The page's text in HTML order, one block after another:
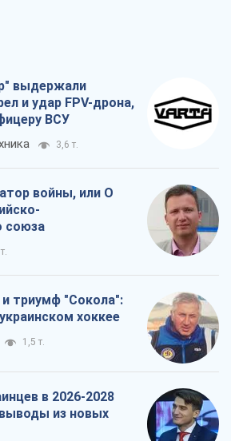
выдержали
и удар FPV-дрона,
ВСУ
3,6 т.
войны, или О
союза
триумф "Сокола":
хоккее
1,5 т.
в 2026-2028
из новых